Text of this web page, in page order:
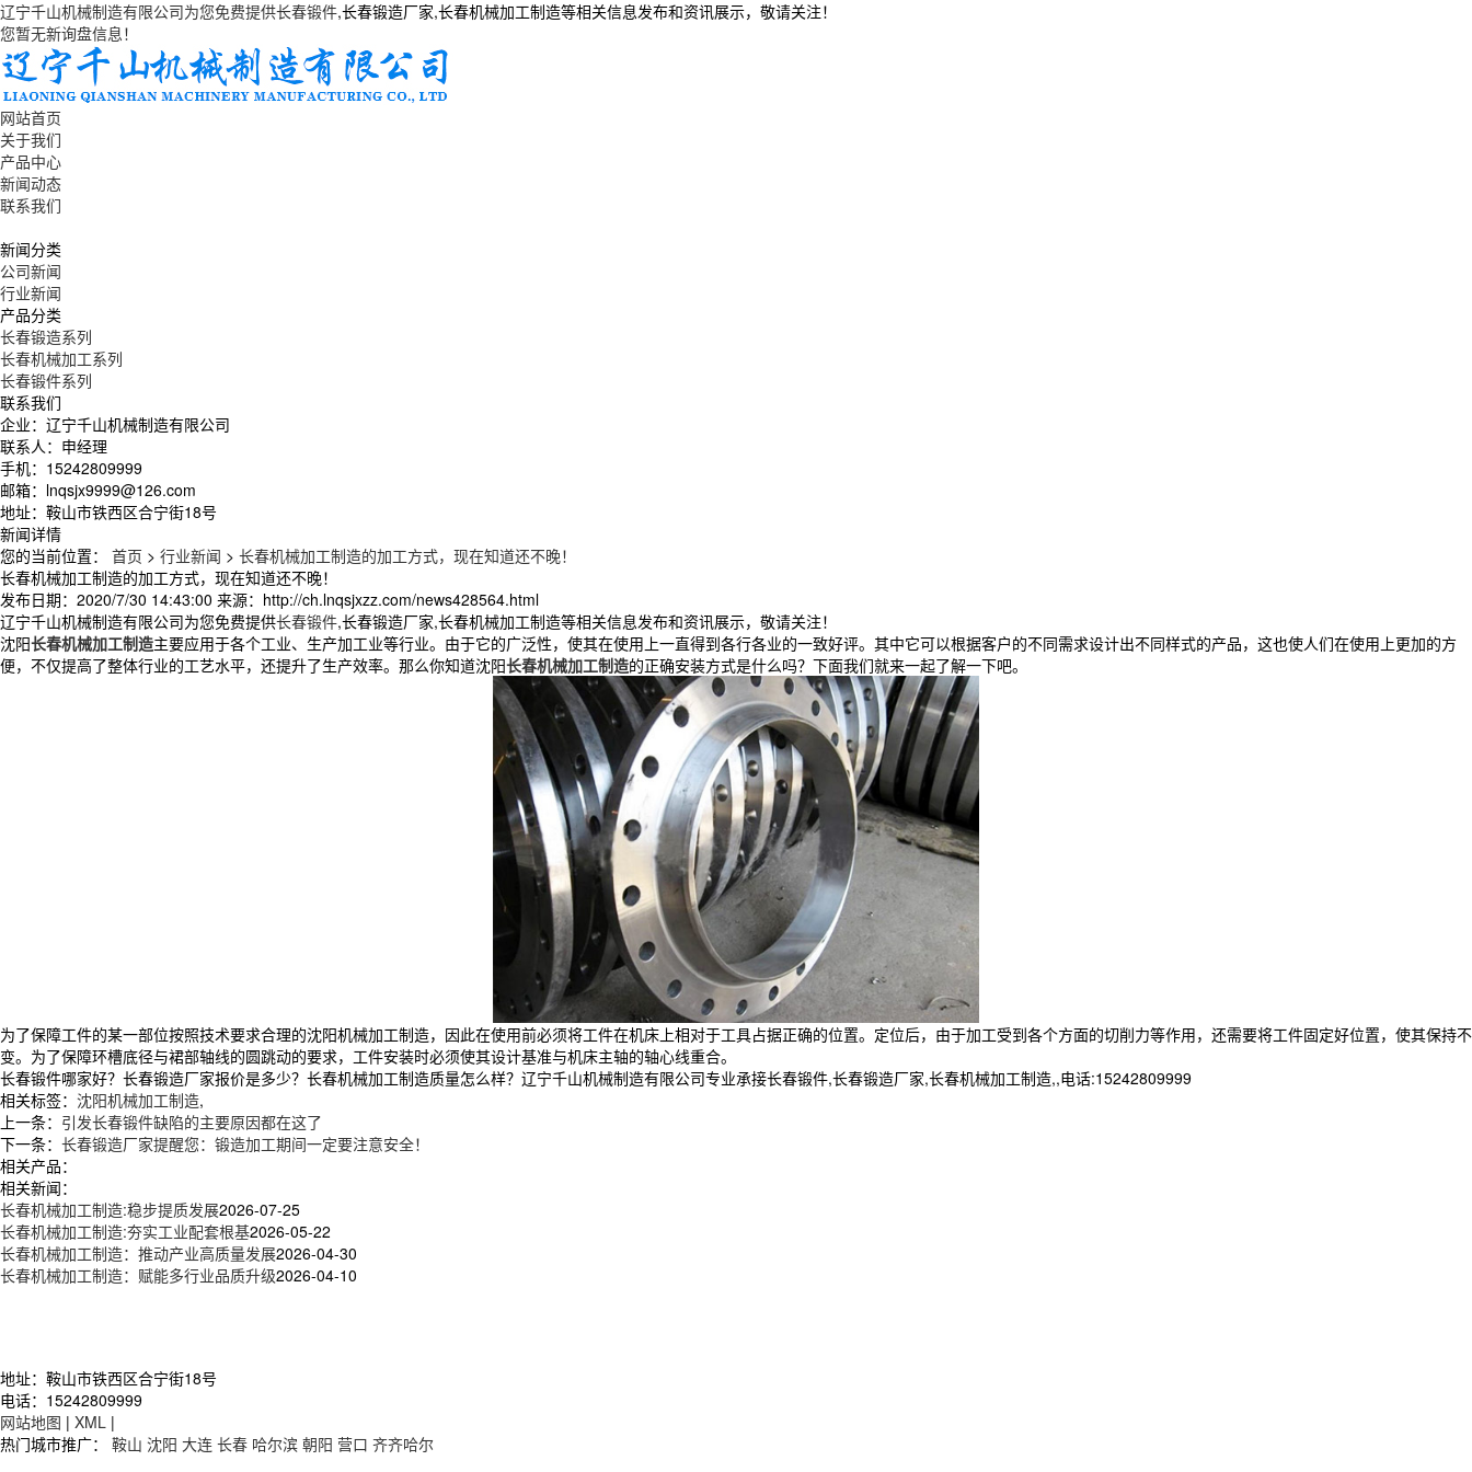
辽宁千山机械制造有限公司为您免费提供长春锻件,长春锻造厂家,长春机械加工制造等相关信息发布和资讯展示，敬请关注！
您暂无新询盘信息！
网站首页
关于我们
产品中心
新闻动态
联系我们
新闻分类
公司新闻
行业新闻
产品分类
长春锻造系列
长春机械加工系列
长春锻件系列
联系我们
企业：辽宁千山机械制造有限公司
联系人：申经理
手机：15242809999
邮箱：lnqsjx9999@126.com
地址：鞍山市铁西区合宁街18号
新闻详情
您的当前位置： 首页 > 行业新闻 > 长春机械加工制造的加工方式，现在知道还不晚！
长春机械加工制造的加工方式，现在知道还不晚！
发布日期： 2020/7/30 14:43:00 来源： http://ch.lnqsjxzz.com/news428564.html
辽宁千山机械制造有限公司为您免费提供长春锻件,长春锻造厂家,长春机械加工制造等相关信息发布和资讯展示，敬请关注！
沈阳长春机械加工制造主要应用于各个工业、生产加工业等行业。由于它的广泛性，使其在使用上一直得到各行各业的一致好评。其中它可以根据客户的不同需求设计出不同样式的产品，这也使人们在使用上更加的方
便，不仅提高了整体行业的工艺水平，还提升了生产效率。那么你知道沈阳长春机械加工制造的正确安装方式是什么吗？下面我们就来一起了解一下吧。
为了保障工件的某一部位按照技术要求合理的沈阳机械加工制造，因此在使用前必须将工件在机床上相对于工具占据正确的位置。定位后，由于加工受到各个方面的切削力等作用，还需要将工件固定好位置，使其保持不
变。为了保障环槽底径与裙部轴线的圆跳动的要求，工件安装时必须使其设计基准与机床主轴的轴心线重合。
长春锻件哪家好？长春锻造厂家报价是多少？长春机械加工制造质量怎么样？辽宁千山机械制造有限公司专业承接长春锻件,长春锻造厂家,长春机械加工制造,,电话:15242809999
相关标签： 沈阳机械加工制造,
上一条： 引发长春锻件缺陷的主要原因都在这了
下一条： 长春锻造厂家提醒您：锻造加工期间一定要注意安全！
相关产品：
相关新闻：
长春机械加工制造:稳步提质发展2026-07-25
长春机械加工制造:夯实工业配套根基2026-05-22
长春机械加工制造：推动产业高质量发展2026-04-30
长春机械加工制造：赋能多行业品质升级2026-04-10
地址：鞍山市铁西区合宁街18号
电话：15242809999
网站地图 | XML |
热门城市推广： 鞍山 沈阳 大连 长春 哈尔滨 朝阳 营口 齐齐哈尔